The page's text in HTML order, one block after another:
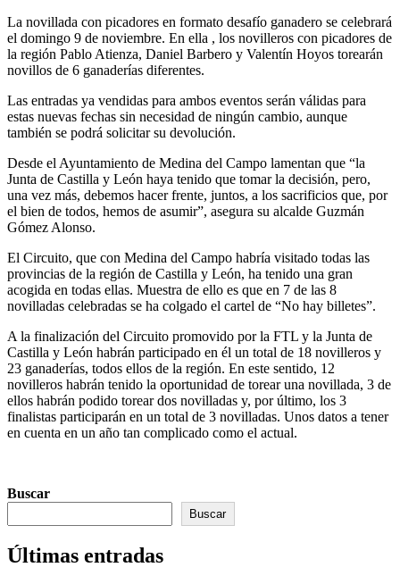
La novillada con picadores en formato desafío ganadero se celebrará
el domingo 9 de noviembre. En ella , los novilleros con picadores de
la región Pablo Atienza, Daniel Barbero y Valentín Hoyos torearán
novillos de 6 ganaderías diferentes.
Las entradas ya vendidas para ambos eventos serán válidas para
estas nuevas fechas sin necesidad de ningún cambio, aunque
también se podrá solicitar su devolución.
Desde el Ayuntamiento de Medina del Campo lamentan que “la
Junta de Castilla y León haya tenido que tomar la decisión, pero,
una vez más, debemos hacer frente, juntos, a los sacrificios que, por
el bien de todos, hemos de asumir”, asegura su alcalde Guzmán
Gómez Alonso.
El Circuito, que con Medina del Campo habría visitado todas las
provincias de la región de Castilla y León, ha tenido una gran
acogida en todas ellas. Muestra de ello es que en 7 de las 8
novilladas celebradas se ha colgado el cartel de “No hay billetes”.
A la finalización del Circuito promovido por la FTL y la Junta de
Castilla y León habrán participado en él un total de 18 novilleros y
23 ganaderías, todos ellos de la región. En este sentido, 12
novilleros habrán tenido la oportunidad de torear una novillada, 3 de
ellos habrán podido torear dos novilladas y, por último, los 3
finalistas participarán en un total de 3 novilladas. Unos datos a tener
en cuenta en un año tan complicado como el actual.
Buscar
Buscar
Últimas entradas